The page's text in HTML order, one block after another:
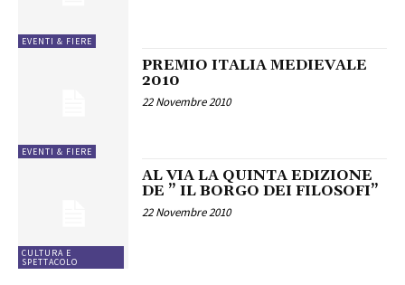
EVENTI & FIERE
EVENTI & FIERE
PREMIO ITALIA MEDIEVALE
2010
22 Novembre 2010
CULTURA E
SPETTACOLO
AL VIA LA QUINTA EDIZIONE
DE ” IL BORGO DEI FILOSOFI”
22 Novembre 2010